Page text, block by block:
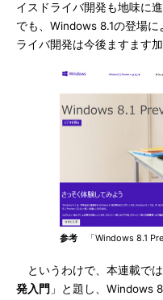
イスドライバ開発も地味に
でも、Windows 8.1の登場
ライバ開発は今後ますます
参考 「Windows 8.1
というわけで、本連載で
発入門 」と題し、Windows